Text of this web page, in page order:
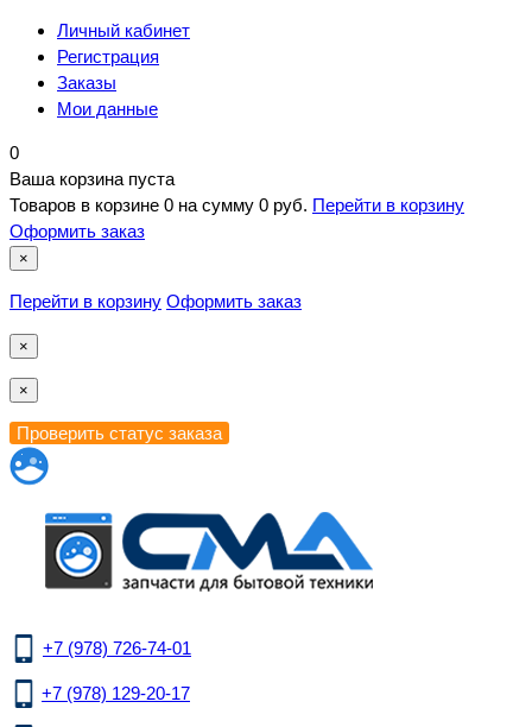
Личный кабинет
Регистрация
Заказы
Мои данные
0
Ваша корзина пуста
Товаров в корзине 0 на сумму 0 руб. Перейти в корзину
Оформить заказ
×
Перейти в корзину Оформить заказ
×
×
+7 (978) 726-74-01
+7 (978) 129-20-17